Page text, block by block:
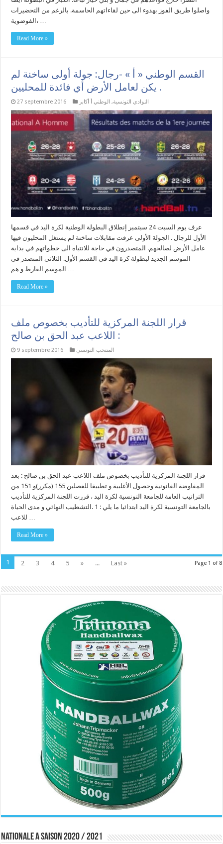
واصلوا طريق الفوز بهدوء الى حين لقاءاتهم الحاسمة. بالرغم من التحضيرات
الفوضوية، …
Read More »
القسم الوطني « أ » -رجال: جولة أولى ساخنة لم
يكن لعامل الأرض أي فائدة للمحليين .
27 septembre 2016 النوادي التونسية, الوطني أ أكابر
عرف يوم السبت 24 سبتمبر إنطلاق البطولة الوطنية لكرة اليد في قسمها
الأول للرجال . الجولة الأولى عرفت مقابلات ساخنة لم يستغل المحليون فيها
عامل الأرض لصالحهم. المتصدرون في حاجة للانتباه الى خطواتهم في بداية
الموسم الجديد لبطولة كرة اليد في القسم الأول. الثلاثي المتصدر في
Read More »
قرار اللجنة المركزية للتأديب بخصوص ملف
اللاعب عبد الحق بن صالح :
9 septembre 2016 المنتخب التونسي
قرار اللجنة المركزية للتأديب بخصوص ملف اللاعب عبد الحق بن صالح : بعد
المفاوضة القانونية وحصول الأغلبية و تطبيقا للفصلين 155 (مكرر)و 151 من
التراتيب العامة للجامعة التونسية لكرة اليد ، قررت اللجنة المركزية للتأديب
بالجامعة التونسية لكرة اليد ابتدائيا ما يلي : 1 .التشطيب النهائي و مدى الحياة
Read More »
Page 1 of 8
1 2 3 4 5 » ... Last »
Nationale A saison 2020 / 2021